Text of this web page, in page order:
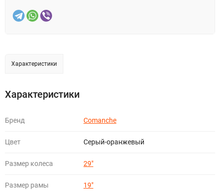
Характеристики
Характеристики
Бренд Comanche
Цвет Серый-оранжевый
Размер колеса 29"
Размер рамы 19"